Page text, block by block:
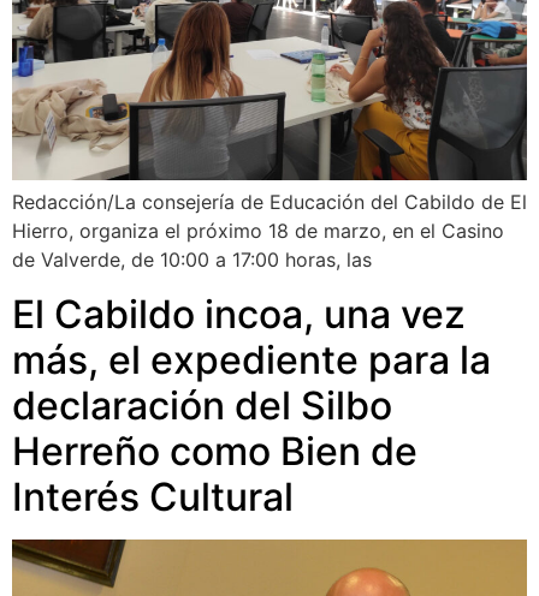
Redacción/La consejería de Educación del Cabildo de El
Hierro, organiza el próximo 18 de marzo, en el Casino
de Valverde, de 10:00 a 17:00 horas, las
El Cabildo incoa, una vez
más, el expediente para la
declaración del Silbo
Herreño como Bien de
Interés Cultural